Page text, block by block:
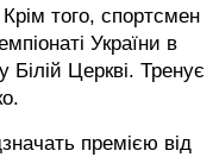
того, спортсмен
України в
Білій Церкві. Тренує
премією від